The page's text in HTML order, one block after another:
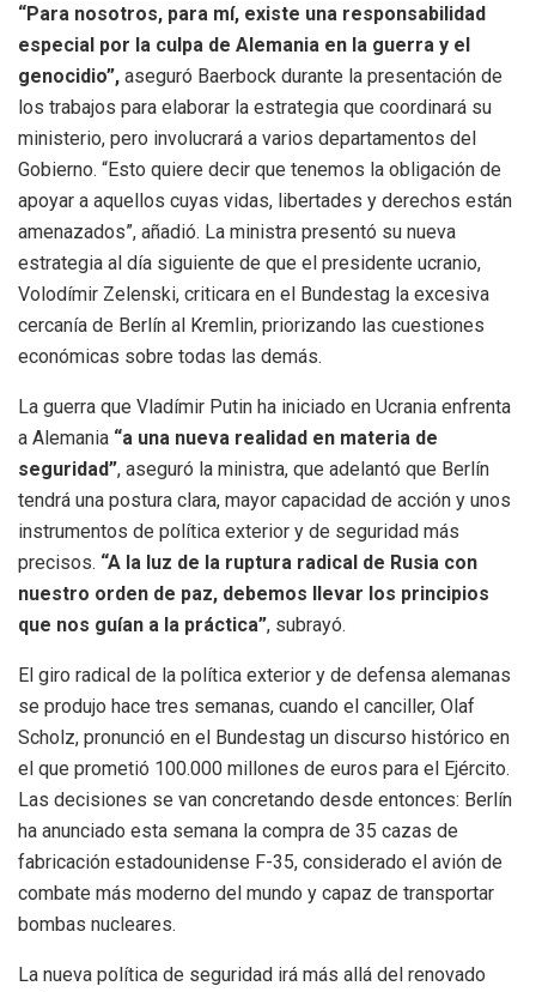
“Para nosotros, para mí, existe una responsabilidad
especial por la culpa de Alemania en la guerra y el
genocidio”, aseguró Baerbock durante la presentación de
los trabajos para elaborar la estrategia que coordinará su
ministerio, pero involucrará a varios departamentos del
Gobierno. “Esto quiere decir que tenemos la obligación de
apoyar a aquellos cuyas vidas, libertades y derechos están
amenazados”, añadió. La ministra presentó su nueva
estrategia al día siguiente de que el presidente ucranio,
Volodímir Zelenski, criticara en el Bundestag la excesiva
cercanía de Berlín al Kremlin, priorizando las cuestiones
económicas sobre todas las demás.
La guerra que Vladímir Putin ha iniciado en Ucrania enfrenta
a Alemania “a una nueva realidad en materia de
seguridad”, aseguró la ministra, que adelantó que Berlín
tendrá una postura clara, mayor capacidad de acción y unos
instrumentos de política exterior y de seguridad más
precisos. “A la luz de la ruptura radical de Rusia con
nuestro orden de paz, debemos llevar los principios
que nos guían a la práctica”, subrayó.
El giro radical de la política exterior y de defensa alemanas
se produjo hace tres semanas, cuando el canciller, Olaf
Scholz, pronunció en el Bundestag un discurso histórico en
el que prometió 100.000 millones de euros para el Ejército.
Las decisiones se van concretando desde entonces: Berlín
ha anunciado esta semana la compra de 35 cazas de
fabricación estadounidense F-35, considerado el avión de
combate más moderno del mundo y capaz de transportar
bombas nucleares.
La nueva política de seguridad irá más allá del renovado